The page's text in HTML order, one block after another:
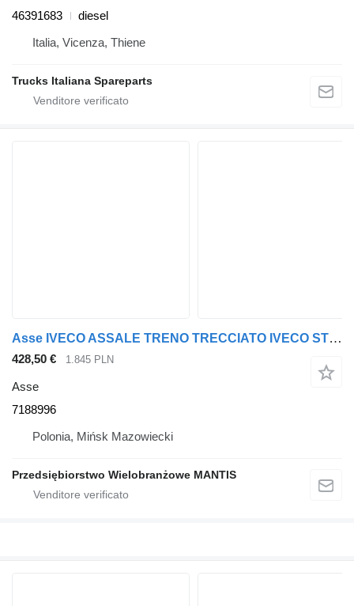
46391683
diesel
Italia, Vicenza, Thiene
Trucks Italiana Spareparts
Asse IVECO ASSALE TRENO TRECCIATO IVECO STRALIS 7188996 per trattore stradale
428,50 € 1.845 PLN
Asse
7188996
Polonia, Mińsk Mazowiecki
Przedsiębiorstwo Wielobranżowe MANTIS